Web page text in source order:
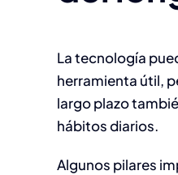
La tecnología
herramienta útil,
largo plazo
hábitos diarios.
Algunos pilares